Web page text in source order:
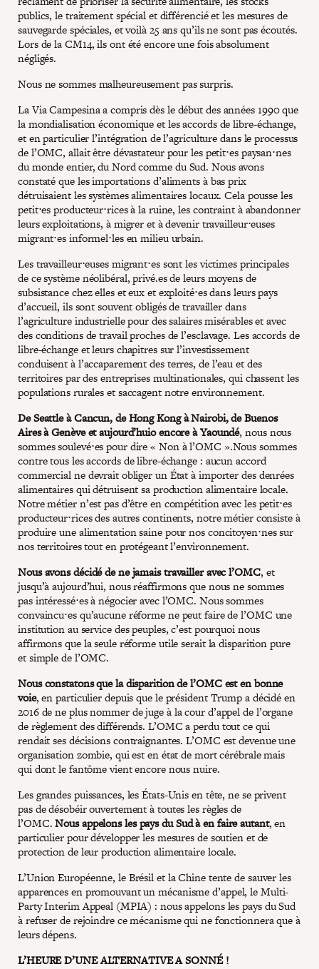
publics, le traitement spécial et différencié et les mesures de
sauvegarde spéciales, et voilà 25 ans qu’ils ne sont pas écoutés.
Lors de la CM14, ils ont été encore une fois absolument
négligés.
Nous ne sommes malheureusement pas surpris.
La Via Campesina a compris dès le début des années 1990 que
la mondialisation économique et les accords de libre-échange,
et en particulier l’intégration de l’agriculture dans le processus
de l’OMC, allait être dévastateur pour les petit⋅es paysan⋅nes
du monde entier, du Nord comme du Sud. Nous avons
constaté que les importations d’aliments à bas prix
détruisaient les systèmes alimentaires locaux. Cela pousse les
petit⋅es producteur⋅rices à la ruine, les contraint à abandonner
leurs exploitations, à migrer et à devenir travailleur⋅euses
migrant⋅es informel⋅les en milieu urbain.
Les travailleur⋅euses migrant⋅es sont les victimes principales
de ce système néolibéral, privé.es de leurs moyens de
subsistance chez elles et eux et exploité⋅es dans leurs pays
d’accueil, ils sont souvent obligés de travailler dans
l’agriculture industrielle pour des salaires misérables et avec
des conditions de travail proches de l’esclavage. Les accords de
libre-échange et leurs chapitres sur l’investissement
conduisent à l’accaparement des terres, de l’eau et des
territoires par des entreprises multinationales, qui chassent les
populations rurales et saccagent notre environnement.
De Seattle à Cancun, de Hong Kong à Nairobi, de Buenos
Aires à Genève et aujourd’huio encore à Yaoundé, nous nous
sommes soulevé⋅es pour dire « Non à l’OMC ».Nous sommes
contre tous les accords de libre-échange : aucun accord
commercial ne devrait obliger un État à importer des denrées
alimentaires qui détruisent sa production alimentaire locale.
Notre métier n’est pas d’être en compétition avec les petit⋅es
producteur⋅rices des autres continents, notre métier consiste à
produire une alimentation saine pour nos concitoyen⋅nes sur
nos territoires tout en protégeant l’environnement.
Nous avons décidé de ne jamais travailler avec l’OMC, et
jusqu’à aujourd’hui, nous réaffirmons que nous ne sommes
pas intéressé⋅es à négocier avec l’OMC. Nous sommes
convaincu⋅es qu’aucune réforme ne peut faire de l’OMC une
institution au service des peuples, c’est pourquoi nous
affirmons que la seule réforme utile serait la disparition pure
et simple de l’OMC.
Nous constatons que la disparition de l’OMC est en bonne
voie, en particulier depuis que le président Trump a décidé en
2016 de ne plus nommer de juge à la cour d’appel de l’organe
de règlement des différends. L’OMC a perdu tout ce qui
rendait ses décisions contraignantes. L’OMC est devenue une
organisation zombie, qui est en état de mort cérébrale mais
qui dont le fantôme vient encore nous nuire.
Les grandes puissances, les États-Unis en tête, ne se privent
pas de désobéir ouvertement à toutes les règles de
l’OMC.Nous appelons les pays du Sud à en faire autant, en
particulier pour développer les mesures de soutien et de
protection de leur production alimentaire locale.
L’Union Européenne, le Brésil et la Chine tente de sauver les
apparences en promouvant un mécanisme d’appel, le Multi-
Party Interim Appeal (MPIA) : nous appelons les pays du Sud
à refuser de rejoindre ce mécanisme qui ne fonctionnera que à
leurs dépens.
L’HEURE D’UNE ALTERNATIVE A SONNÉ !